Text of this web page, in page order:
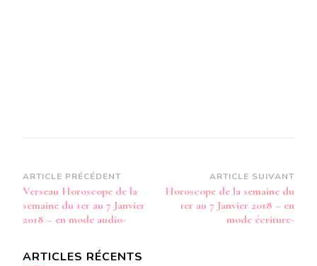
Navigation
d’article
ARTICLE PRÉCÉDENT
Verseau Horoscope de la
semaine du 1er au 7 Janvier
2018 – en mode audio-
ARTICLE SUIVANT
Horoscope de la semaine du
1er au 7 Janvier 2018 – en
mode écriture-
ARTICLES RÉCENTS